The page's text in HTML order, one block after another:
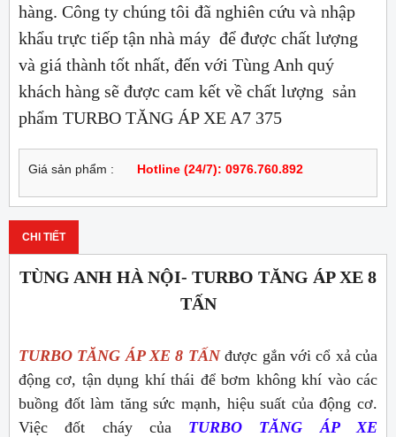
hàng. Công ty chúng tôi đã nghiên cứu và nhập
khẩu trực tiếp tận nhà máy để được chất lượng
và giá thành tốt nhất, đến với Tùng Anh quý
khách hàng sẽ được cam kết về chất lượng sản
phẩm TURBO TĂNG ÁP XE A7 375
Giá sản phẩm : Hotline (24/7): 0976.760.892
CHI TIẾT
TÙNG ANH HÀ NỘI- TURBO TĂNG ÁP XE 8
TẤN
TURBO TĂNG ÁP XE 8 TẤNđược gắn với cổ xả của
động cơ, tận dụng khí thái để bơm không khí vào các
buồng đốt làm tăng sức mạnh, hiệu suất của động cơ.
Việc đốt cháy của TURBO TĂNG ÁP XE